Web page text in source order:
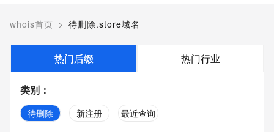
whois首页 > 待删除.store域名
热门后缀 热门行业
类别 ：
待删除 新注册 最近查询